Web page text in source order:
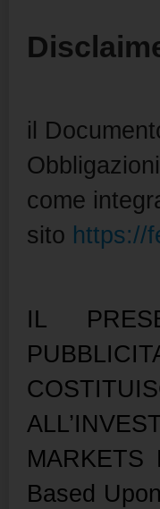
il
come
sito https://
IL
MARKETS
Based